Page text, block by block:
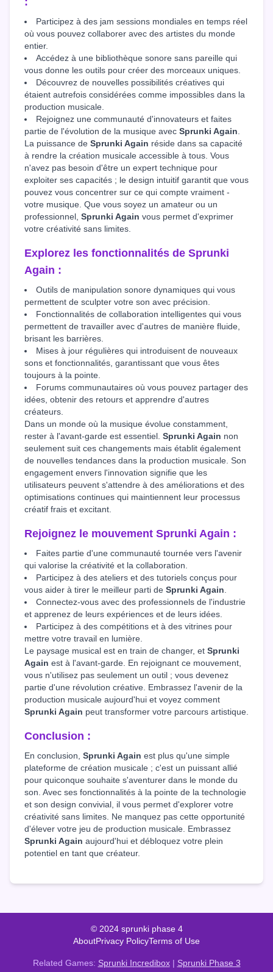
Participez à des jam sessions mondiales en temps réel
où vous pouvez collaborer avec des artistes du monde
entier.
Accédez à une bibliothèque sonore sans pareille qui
vous donne les outils pour créer des morceaux uniques.
Découvrez de nouvelles possibilités créatives qui
étaient autrefois considérées comme impossibles dans la
production musicale.
Rejoignez une communauté d'innovateurs et faites
partie de l'évolution de la musique avec Sprunki Again.
La puissance de Sprunki Again réside dans sa capacité
à rendre la création musicale accessible à tous. Vous
n'avez pas besoin d'être un expert technique pour
exploiter ses capacités ; le design intuitif garantit que vous
pouvez vous concentrer sur ce qui compte vraiment -
votre musique. Que vous soyez un amateur ou un
professionnel, Sprunki Again vous permet d'exprimer
votre créativité sans limites.
Explorez les fonctionnalités de Sprunki
Again :
Outils de manipulation sonore dynamiques qui vous
permettent de sculpter votre son avec précision.
Fonctionnalités de collaboration intelligentes qui vous
permettent de travailler avec d'autres de manière fluide,
brisant les barrières.
Mises à jour régulières qui introduisent de nouveaux
sons et fonctionnalités, garantissant que vous êtes
toujours à la pointe.
Forums communautaires où vous pouvez partager des
idées, obtenir des retours et apprendre d'autres
créateurs.
Dans un monde où la musique évolue constamment,
rester à l'avant-garde est essentiel. Sprunki Again non
seulement suit ces changements mais établit également
de nouvelles tendances dans la production musicale. Son
engagement envers l'innovation signifie que les
utilisateurs peuvent s'attendre à des améliorations et des
optimisations continues qui maintiennent leur processus
créatif frais et excitant.
Rejoignez le mouvement Sprunki Again :
Faites partie d'une communauté tournée vers l'avenir
qui valorise la créativité et la collaboration.
Participez à des ateliers et des tutoriels conçus pour
vous aider à tirer le meilleur parti de Sprunki Again.
Connectez-vous avec des professionnels de l'industrie
et apprenez de leurs expériences et de leurs idées.
Participez à des compétitions et à des vitrines pour
mettre votre travail en lumière.
Le paysage musical est en train de changer, et Sprunki
Again est à l'avant-garde. En rejoignant ce mouvement,
vous n'utilisez pas seulement un outil ; vous devenez
partie d'une révolution créative. Embrassez l'avenir de la
production musicale aujourd'hui et voyez comment
Sprunki Again peut transformer votre parcours artistique.
Conclusion :
En conclusion, Sprunki Again est plus qu'une simple
plateforme de création musicale ; c'est un puissant allié
pour quiconque souhaite s'aventurer dans le monde du
son. Avec ses fonctionnalités à la pointe de la technologie
et son design convivial, il vous permet d'explorer votre
créativité sans limites. Ne manquez pas cette opportunité
d'élever votre jeu de production musicale. Embrassez
Sprunki Again aujourd'hui et débloquez votre plein
potentiel en tant que créateur.
© 2024 sprunki phase 4
AboutPrivacy PolicyTerms of Use
Related Games: Sprunki Incredibox| Sprunki Phase 3